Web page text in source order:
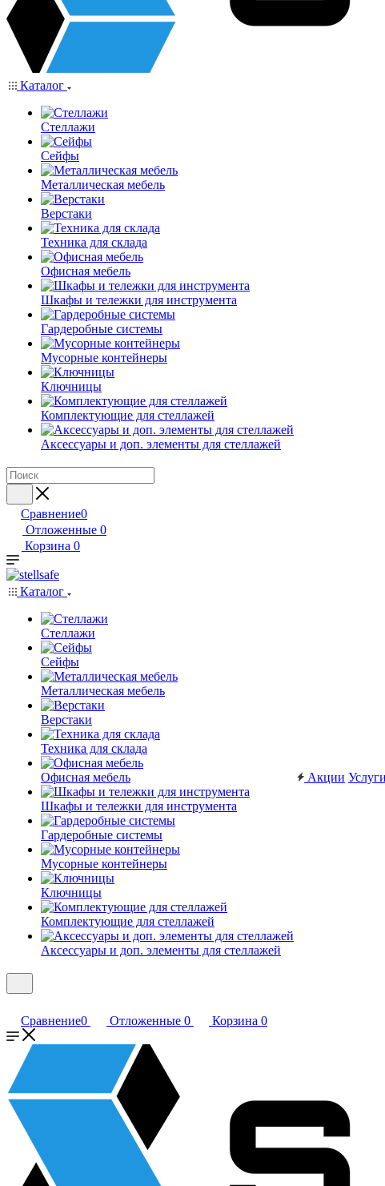
Каталог
Стеллажи
Сейфы
Металлическая мебель
Верстаки
Техника для склада
Офисная мебель
Шкафы и тележки для инструмента
Гардеробные системы
Мусорные контейнеры
Ключницы
Комплектующие для стеллажей
Аксессуары и доп. элементы для стеллажей
Сравнение0
Отложенные 0
Корзина 0
Каталог
Стеллажи
Сейфы
Металлическая мебель
Верстаки
Техника для склада
Офисная мебель
Шкафы и тележки для инструмента
Гардеробные системы
Мусорные контейнеры
Ключницы
Комплектующие для стеллажей
Аксессуары и доп. элементы для стеллажей
Акции Услуги
Сравнение0 Отложенные 0 Корзина 0